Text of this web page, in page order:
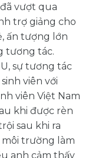
vượt qua
trợ giảng cho
ấn tượng lớn
tương tác.
sự tương tác
viên với
viên Việt Nam
khi được rèn
sau khi ra
trường làm
anh cảm thấy